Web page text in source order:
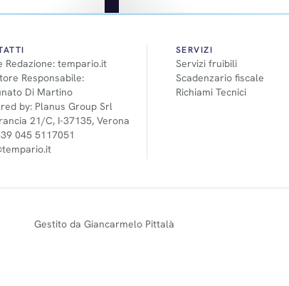
Redazione: tempario.it
Responsabile:
Di Martino
by: Planus Group Srl
21/C, I-37135, Verona
045 5117051
SERVIZI
Servizi fruibili
Scadenzario fiscale
Richiami Tecnici
Gestito da Giancarmelo Pittalà